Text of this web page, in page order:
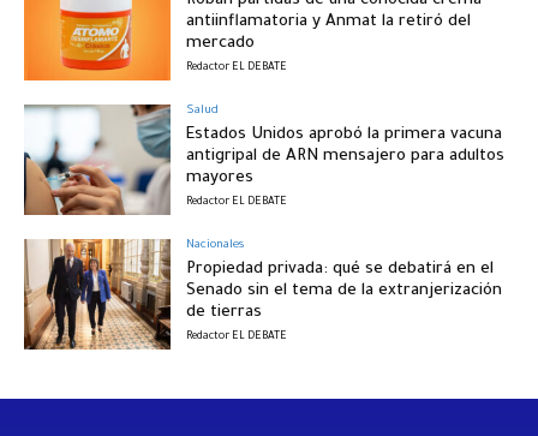
antiinflamatoria y Anmat la retiró del
mercado
Redactor EL DEBATE
Salud
Estados Unidos aprobó la primera vacuna
antigripal de ARN mensajero para adultos
mayores
Redactor EL DEBATE
Nacionales
Propiedad privada: qué se debatirá en el
Senado sin el tema de la extranjerización
de tierras
Redactor EL DEBATE